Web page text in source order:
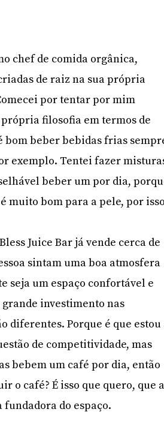
chef de comida orgânica,
de raiz na sua própria
por tentar por mim
filosofia em termos de
bom beber bebidas frias
exemplo. Tentei fazer
beber um por dia,
muito bom para a pele, por isso
Juice Bar já vende cerca de
sintam uma boa atmosfera
seja um espaço confortável e
investimento nas
diferentes. Porque é que estou
de competitividade, mas
bebem um café por dia, então
o café? É isso que quero, que
fundadora do espaço.